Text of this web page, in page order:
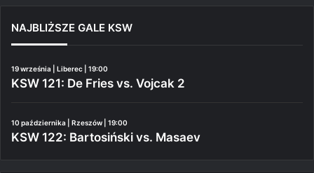
NAJBLIŻSZE GALE KSW
19 września | Liberec | 19:00
KSW 121: De Fries vs. Vojcak 2
10 października | Rzeszów | 19:00
KSW 122: Bartosiński vs. Masaev